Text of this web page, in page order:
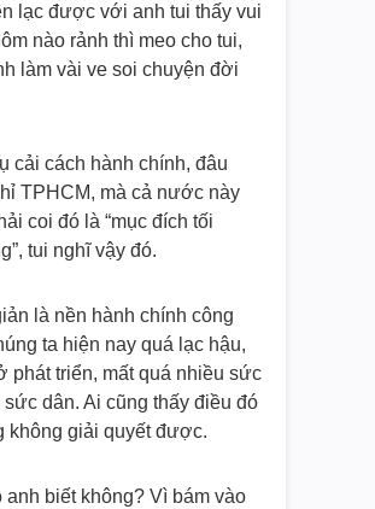
lạc được với anh tui thấy vui
nào rảnh thì meo cho tui,
làm vài ve soi chuyện đời
cải cách hành chính, đâu
TPHCM, mà cả nước này
coi đó là “mục đích tối
tui nghĩ vậy đó.
là nền hành chính công
ta hiện nay quá lạc hậu,
phát triển, mất quá nhiều sức
dân. Ai cũng thấy điều đó
không giải quyết được.
anh biết không? Vì bám vào